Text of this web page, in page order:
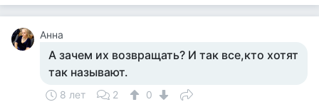
Анна
А зачем их возвращать? И так все,кто хотят
так называют.
8 лет 2 0